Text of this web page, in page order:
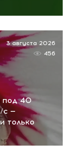
под 40
с —
только
3 августа 2026
456